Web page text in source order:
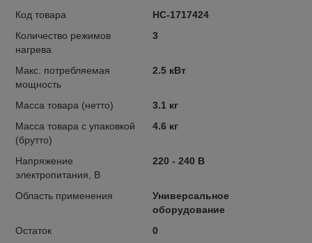
Код товара
НС-1717424
Количество режимов
нагрева
3
Макс. потребляемая
мощность
2.5 кВт
Масса товара (нетто)
3.1 кг
Масса товара с упаковкой
(брутто)
4.6 кг
Напряжение
электропитания, В
220 - 240 В
Область применения
Универсальное
оборудование
Остаток
0